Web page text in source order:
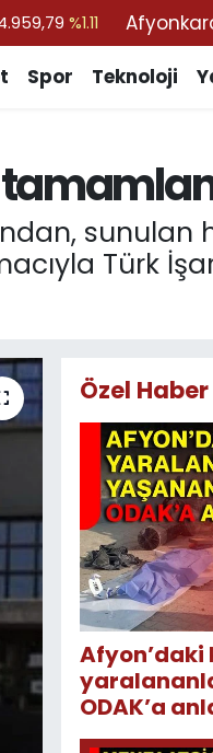
%0.18
13.779%-14
Spor Teknoloji
sunulan
Türk
Özel Haber
Afyon’daki
ODAK’a